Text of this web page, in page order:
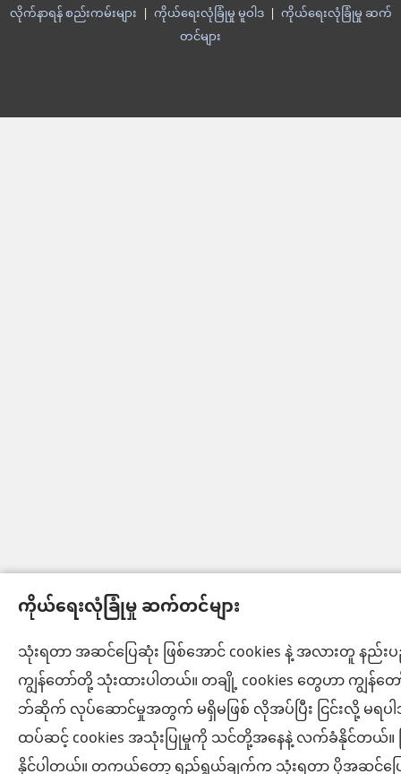
ကိုယ်ရေးလုံခြုံမှု ဆက်တင်များ
သုံးရတာ အဆင်ပြေဆုံး ဖြစ်အောင် cookies နဲ့ အလားတူ နည်
ကျွန်တော်တို့ သုံးထားပါတယ်။ တချို့ cookies တွေဟာ ကျွန်
ဘ်ဆိုက် လုပ်ဆောင်မှုအတွက် မရှိမဖြစ် လိုအပ်ပြီး ငြင်းလို့ မရပါ
ထပ်ဆင့် cookies အသုံးပြုမှုကို သင်တို့အနေနဲ့ လက်ခံနိုင်တယ်။
လိုက်နာရန် စည်းကမ်းများ | ကိုယ်ရေးလုံခြုံမှု မူဝါဒ| ကိုယ်ရေးလုံခြုံမှု ဆက်
တင်များ